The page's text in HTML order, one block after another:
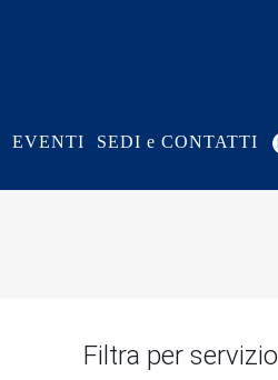
EVENTI SEDI e CONTATTI
Filtra per servizio